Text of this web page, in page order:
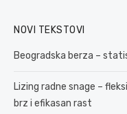
NOVI TEKSTOVI
Beogradska berza –
Lizing radne snage –
brz i efikasan rast